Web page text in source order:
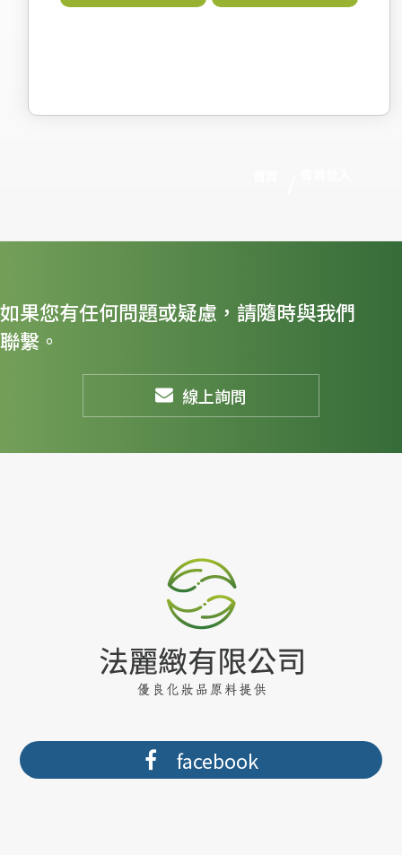
如果您有任何問題或疑慮，請隨時與我們
聯繫。
線上詢問
facebook